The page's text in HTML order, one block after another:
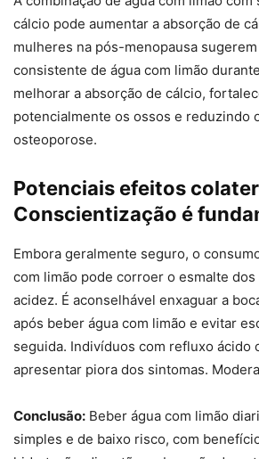
cálcio pode aumentar a absorção de
mulheres na pós-menopausa
consistente de água com limão
melhorar a absorção de cálcio,
potencialmente os ossos e reduzindo
osteoporose.
Potenciais efeitos
Conscientização é
Embora geralmente seguro, o
com limão pode corroer o esmalte
acidez. É aconselhável enxaguar a
após beber água com limão e evitar
seguida. Indivíduos com refluxo ácido
apresentar piora dos sintomas.
Conclusão: Beber água com limão
simples e de baixo risco, com